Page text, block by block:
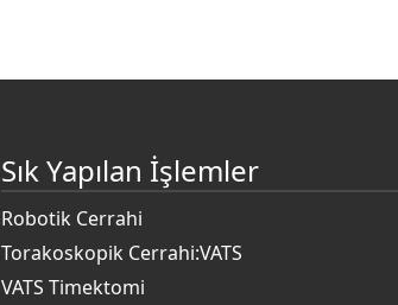
Sık Yapılan İşlemler
Robotik Cerrahi
Torakoskopik Cerrahi:VATS
VATS Timektomi